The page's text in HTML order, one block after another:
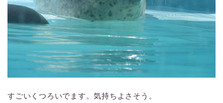
すごいくつろいでます。気持ちよさそう。